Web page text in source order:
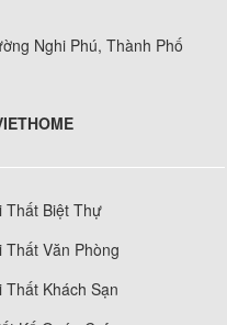
Nghi Phú, Thành Phố
Thất Biệt Thự
Thất Văn Phòng
Thất Khách Sạn